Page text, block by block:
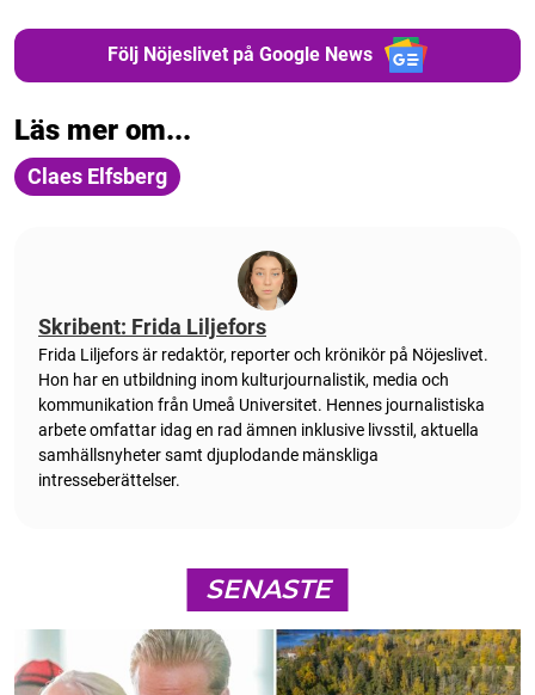
Följ Nöjeslivet på Google News
Läs mer om...
Claes Elfsberg
Skribent: Frida Liljefors
Frida Liljefors är redaktör, reporter och krönikör på Nöjeslivet.
Hon har en utbildning inom kulturjournalistik, media och
kommunikation från Umeå Universitet. Hennes journalistiska
arbete omfattar idag en rad ämnen inklusive livsstil, aktuella
samhällsnyheter samt djuplodande mänskliga
intresseberättelser.
SENASTE